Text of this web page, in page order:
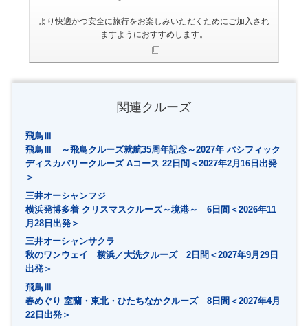
より快適かつ安全に旅行をお楽しみいただくためにご加入され
ますようにおすすめします。
関連クルーズ
飛鳥Ⅲ
飛鳥Ⅲ ～飛鳥クルーズ就航35周年記念～2027年 パシフィック
ディスカバリークルーズ Aコース 22日間＜2027年2月16日出発
＞
三井オーシャンフジ
横浜発博多着 クリスマスクルーズ～境港～ 6日間＜2026年11
月28日出発＞
三井オーシャンサクラ
秋のワンウェイ 横浜／大洗クルーズ 2日間＜2027年9月29日
出発＞
飛鳥Ⅲ
春めぐり 室蘭・東北・ひたちなかクルーズ 8日間＜2027年4月
22日出発＞